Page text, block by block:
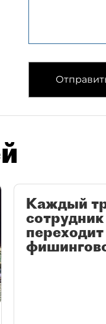
Каждый
сотрудник